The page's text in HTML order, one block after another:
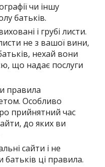
чи іншу
батьків.
і грубі листи.
не з вашої вини,
нехай вони
що надає послуги
правила
Особливо
прийнятний час
до яких ви
сайти і не
ці правила.